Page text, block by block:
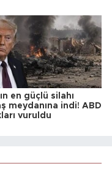
en güçlü silahı
meydanına indi! ABD
vuruldu